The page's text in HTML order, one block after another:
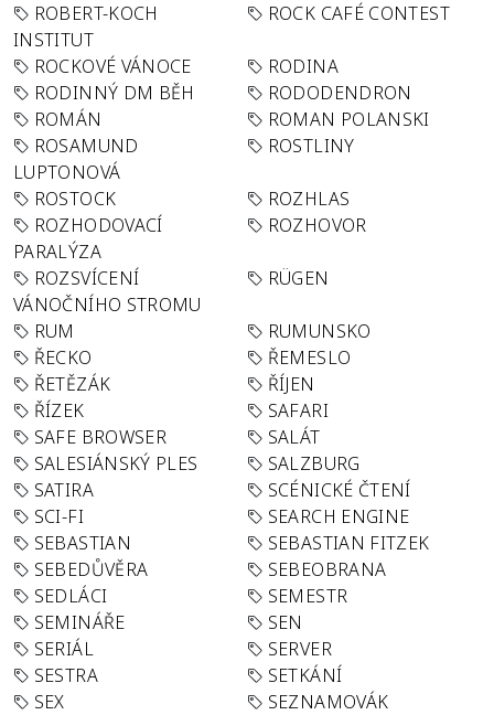
ROBERT-KOCH
INSTITUT
ROCK CAFÉ CONTEST
ROCKOVÉ VÁNOCE
RODINA
RODINNÝ DM BĚH
RODODENDRON
ROMÁN
ROMAN POLANSKI
ROSAMUND
LUPTONOVÁ
ROSTLINY
ROSTOCK
ROZHLAS
ROZHODOVACÍ
PARALÝZA
ROZHOVOR
ROZSVÍCENÍ
VÁNOČNÍHO STROMU
RÜGEN
RUM
RUMUNSKO
ŘECKO
ŘEMESLO
ŘETĚZÁK
ŘÍJEN
ŘÍZEK
SAFARI
SAFE BROWSER
SALÁT
SALESIÁNSKÝ PLES
SALZBURG
SATIRA
SCÉNICKÉ ČTENÍ
SCI-FI
SEARCH ENGINE
SEBASTIAN
SEBASTIAN FITZEK
SEBEDŮVĚRA
SEBEOBRANA
SEDLÁCI
SEMESTR
SEMINÁŘE
SEN
SERIÁL
SERVER
SESTRA
SETKÁNÍ
SEX
SEZNAMOVÁK